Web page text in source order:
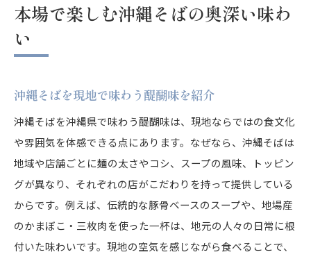
本場で楽しむ沖縄そばの奥深い味わ
い
沖縄そばを現地で味わう醍醐味を紹介
沖縄そばを沖縄県で味わう醍醐味は、現地ならではの食文化
や雰囲気を体感できる点にあります。なぜなら、沖縄そばは
地域や店舗ごとに麺の太さやコシ、スープの風味、トッピン
グが異なり、それぞれの店がこだわりを持って提供している
からです。例えば、伝統的な豚骨ベースのスープや、地場産
のかまぼこ・三枚肉を使った一杯は、地元の人々の日常に根
付いた味わいです。現地の空気を感じながら食べることで、